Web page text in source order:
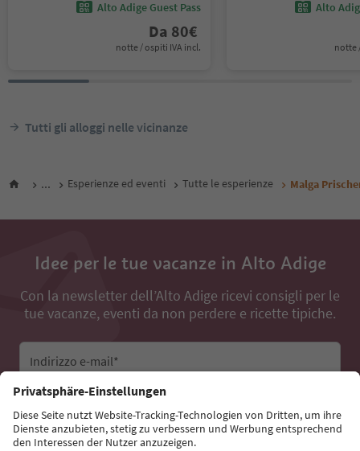
Alto Adige Guest Pass
Da 80€
notte / ospiti IVA incl.
Alto
notte
Tutti gli alloggi nelle vicinanze
... Esperienze ed eventi Tutte le esperienze Malga
Idee per le tue vacanze in Alto Adige
Con la newsletter dell’Alto Adige ricevi consigli per le
tue vacanze, eventi da non perdere e ricette tipiche.
Indirizzo e-mail*
Iscriviti alla newsletter